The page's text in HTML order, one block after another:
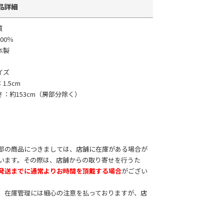
詳細
％
製
ズ
1.5cm
：約153cm（房部分除く）
の商品につきましては、店舗に在庫がある場合が
ます。その際は、店舗からの取り寄せを行うた
送までに通常よりお時間を頂戴する場合がござい
在庫管理には細心の注意を払っておりますが、店